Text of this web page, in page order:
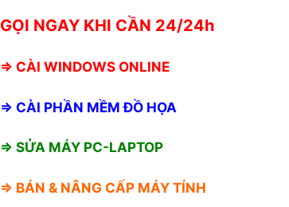
GỌI NGAY KHI CẦN 24/24h
⇒ CÀI WINDOWS ONLINE
⇒ CÀI PHẦN MỀM ĐỒ HỌA
⇒ SỬA MÁY PC-LAPTOP
⇒ BÁN & NÂNG CẤP MÁY TÍNH